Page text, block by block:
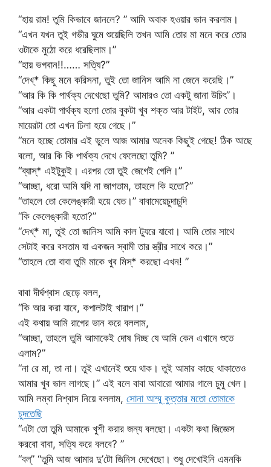
“হায় রাম! তুমি কিভাবে জানলে? ” আমি অবাক হওয়ার ভান করলাম।
“এখন যখন তুই গভীর ঘুমে শুয়েছিলি তখন আমি তোর মা মনে করে তোর
ওটাকে মুঠো করে ধরেছিলাম।”
“হায় ভগবান!!…… সত্যি?”
“দেখ্* কিছু মনে করিসনা, তুই তো জানিস আমি না জেনে করেছি।”
“আর কি কি পার্থক্য দেখেছো তুমি? আমারও তো একটু জানা উচিৎ”।
“আর একটা পার্থক্য হলো তোর বুকটা খুব শক্ত আর টাইট, আর তোর
মায়েরটা তো এখন ঢিলা হয়ে গেছে।”
“মনে হচ্ছে তোমার এই ভুলে আজ আমার অনেক কিছুই গেছে! ঠিক আছে
বলো, আর কি কি পার্থক্য দেখে ফেলেছো তুমি? ”
“ব্যাস্* এইটুকুই। এরপর তো তুই জেগেই গেলি।”
“আচ্ছা, ধরো আমি যদি না জাগতাম, তাহলে কি হতো?”
“তাহলে তো কেলেঙ্কারী হয়ে যেত।” বাবামেয়েচুদাচুদি
“কি কেলেঙ্কারী হতো?”
“দেখ্* মা, তুই তো জানিস আমি কাল ট্যুরে যাবো। আমি তোর সাথে
সেটাই করে বসতাম যা একজন স্বামী তার স্ত্রীর সাথে করে।”
“তাহলে তো বাবা তুমি মাকে খুব মিস্* করছো এখন! ”
বাবা দীর্ঘশ্বাস ছেড়ে বলল,
“কি আর করা যাবে, কপালটাই খারাপ।”
এই কথায় আমি রাগের ভান করে বললাম,
“আচ্ছা, তাহলে তুমি আমাকেই দোষ দিচ্ছ যে আমি কেন এখানে শুতে
এলাম?”
“না রে মা, তা না। তুই এখানেই শুয়ে থাক। তুই আমার কাছে থাকাতেও
আমার খুব ভাল লাগছে।” এই বলে বাবা আবারো আমার গালে চুমু খেল।
আমি লম্বা নিশ্বাস নিয়ে বললাম, সোনা আম্মু কুত্তার মতো তোমাকে
চুদতেছি
“এটা তো তুমি আমাকে খুশী করার জন্য বলছো। একটা কথা জিজ্ঞেস
করবো বাবা, সত্যি করে বলবে? ”
“বল্” “তুমি আজ আমার দু’টো জিনিস দেখেছো। শুধু দেখোইনি এমনকি